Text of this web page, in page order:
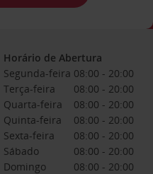
Horário de Abertura
Segunda-feira 08:00 - 20:00
Terça-feira
08:00 - 20:00
Quarta-feira
08:00 - 20:00
Quinta-feira
08:00 - 20:00
Sexta-feira
08:00 - 20:00
Sábado
08:00 - 20:00
Domingo
08:00 - 20:00